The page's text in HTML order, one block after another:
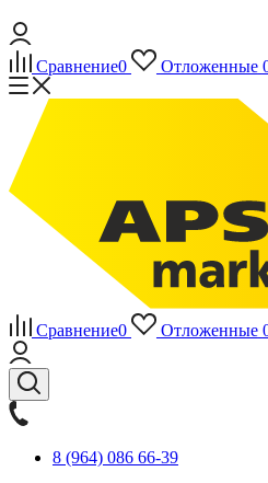
Сравнение0 Отложенные
Сравнение0 Отложенные
8 (964) 086 66-39